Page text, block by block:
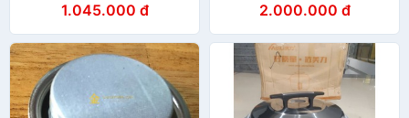
1.045.000 đ 2.000.000 đ